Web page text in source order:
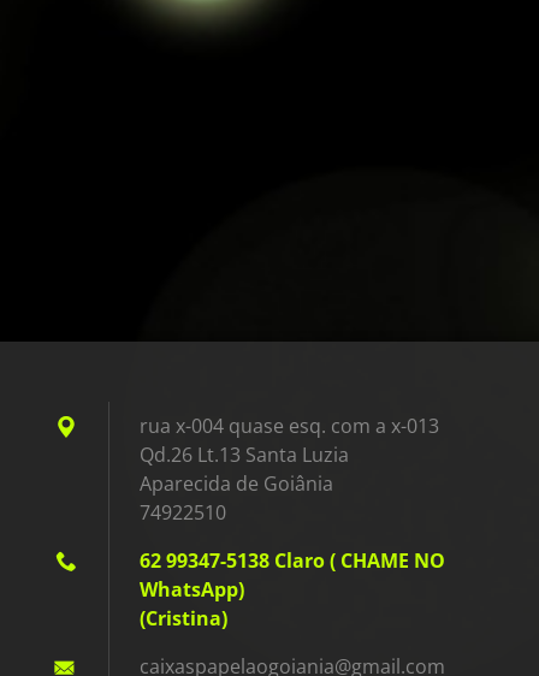
rua x-004 quase esq. com a x-013
Qd.26 Lt.13 Santa Luzia
Aparecida de Goiânia
74922510
62 99347-5138 Claro ( CHAME NO
WhatsApp)
(Cristina)
caixaspapelaogoiania@gmail.com